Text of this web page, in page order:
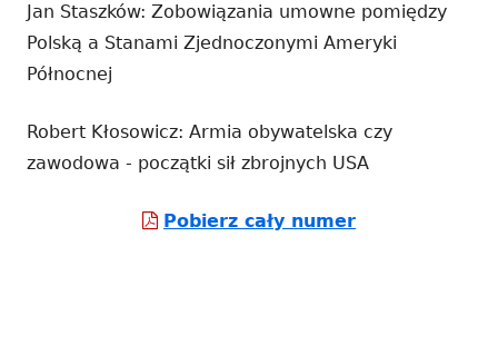
Jan Staszków: Zobowiązania umowne pomiędzy
Polską a Stanami Zjednoczonymi Ameryki
Północnej
Robert Kłosowicz: Armia obywatelska czy
zawodowa - początki sił zbrojnych USA
Pobierz cały numerStrona